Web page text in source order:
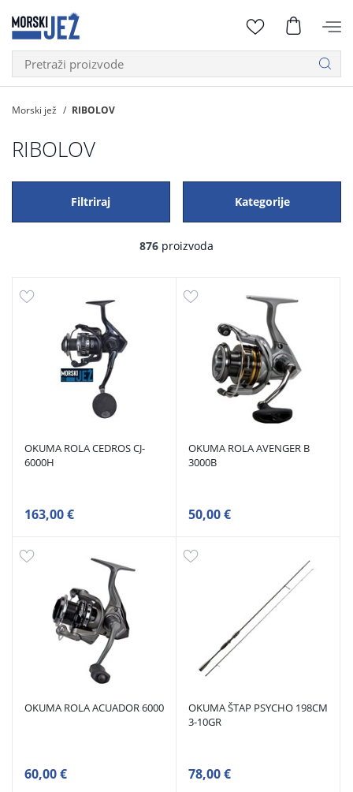
Morski jež RIBOLOV
RIBOLOV
Filtriraj Kategorije
876 proizvoda
OKUMA ROLA CEDROS CJ-
6000H
163,00 €
OKUMA ROLA AVENGER B
3000B
50,00 €
OKUMA ROLA ACUADOR 6000
60,00 €
OKUMA ŠTAP PSYCHO 198CM
3-10GR
78,00 €